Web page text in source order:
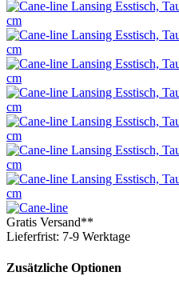
Gratis Versand**
Lieferfrist: 7-9 Werktage
Zusätzliche Optionen